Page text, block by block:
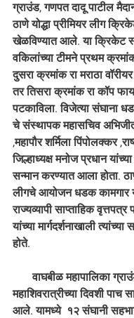
ग्राउंड, गणपत दादू पाटील
ठाणे योद्धा प्रीमियर लीग
खेळविण्यात आले. या क्रिकेट
वकिलांच्या टीमने प्रथम
दुसरा क्रमांक रा मराठा
तर तिसरा क्रमांक रा कॉप
पटकाविला. विजेत्या संघाना
चे संस्थापक महासचिव
,महापौर शर्मिला पिंपोलक्कर
जिल्हाध्यक्ष मनोज प्रधान
सन्मान करण्यात आला होता.
लीगचे आयोजन धडक कामगार
राज्यव्यापी साप्ताहिक
यांच्या मार्गदर्शनाखाली
होते.
       वाघबीळ महापालिका ग्राउंडवर
महाशिवरात्रीच्या दिवशी पाच
आले. यामध्ये  १२ संघानी